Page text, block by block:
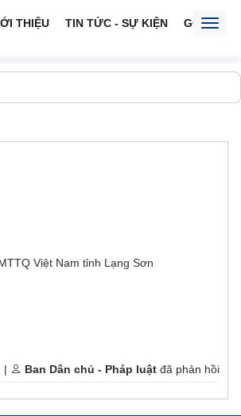
THIỆU TIN TỨC - SỰ KIỆN GÓP Ý
Việt Nam tỉnh Lạng Sơn
|
Ban Dân chủ - Pháp luật đã phản hồi